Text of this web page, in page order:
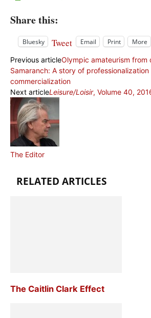
Share this:
Bluesky Tweet Email Print More
Previous articleOlympic amateurism from
Samaranch: A story of professionalization
commercialization
Next articleLeisure/Loisir, Volume 40,
The Editor
RELATED ARTICLES
The Caitlin Clark Effect